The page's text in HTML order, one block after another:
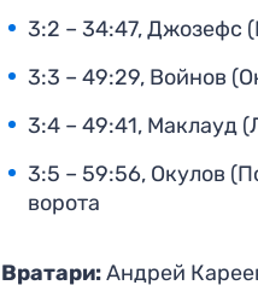
3:2 – 34:47, Джозефс
3:3 – 49:29, Войнов
3:4 – 49:41, Маклауд
3:5 – 59:56, Окулов
ворота
Вратари:Андрей